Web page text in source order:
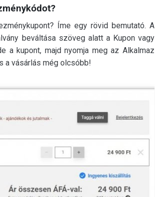
Íme egy rövid bemutató.A
beváltása szöveg alatt a Kupon vagy
a kupont, majd nyomja meg az Alkalmaz
a vásárlás még olcsóbb!